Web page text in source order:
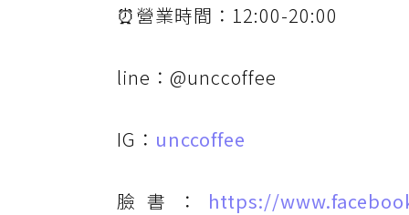
⏰營業時間：12:00-20:00
line：@unccoffee
IG： unccoffee
臉書： https://